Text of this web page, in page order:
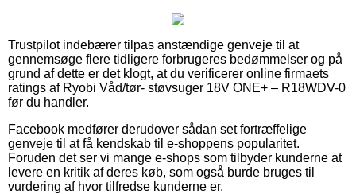
Trustpilot indebærer tilpas anstændige genveje til at
gennemsøge flere tidligere forbrugeres bedømmelser og på
grund af dette er det klogt, at du verificerer online firmaets
ratings af Ryobi Våd/tør- støvsuger 18V ONE+ – R18WDV-0
før du handler.
Facebook medfører derudover sådan set fortræffelige
genveje til at få kendskab til e-shoppens popularitet.
Foruden det ser vi mange e-shops som tilbyder kunderne at
levere en kritik af deres køb, som også burde bruges til
vurdering af hvor tilfredse kunderne er.